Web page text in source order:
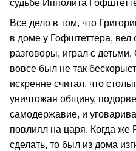
судьбе Ипполита
Все дело в том, что
в доме у Гофштеттера,
разговоры, играл с
вовсе был не так
искренне считал, что
уничтожая общину,
самодержавие, и
повлиял на царя. Когда же
сделать, то был из дома